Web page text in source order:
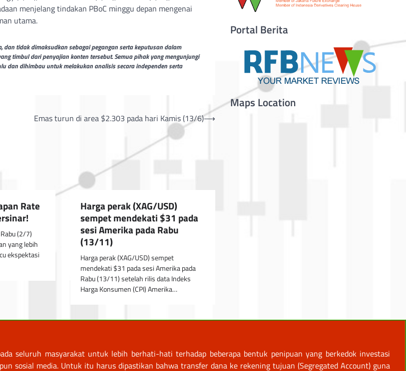
menjelang tindakan PBoC minggu depan mengenai
utama.
tidak dimaksudkan sebagai pegangan serta keputusan dalam
timbul dari penyajian konten tersebut. Semua pihak yang mengunjungi
dan dihimbau untuk melakukan analisis secara independen serta
Emas turun di area $2.303 pada hari Kamis (13/6)⟶
Rate
(2/7)
yang lebih
ekspektasi
Harga perak (XAG/USD)
sempet mendekati $31 pada
sesi Amerika pada Rabu
(13/11)
Harga perak (XAG/USD) sempet
mendekati $31 pada sesi Amerika pada
Rabu (13/11) setelah rilis data Indeks
Harga Konsumen (CPI) Amerika…
Portal Berita
Maps Location
seluruh masyarakat untuk lebih berhati-hati terhadap beberapa bentuk penipuan yang berkedok investasi
sosial media. Untuk itu harus dipastikan bahwa transfer dana ke rekening tujuan (Segregated Account) guna